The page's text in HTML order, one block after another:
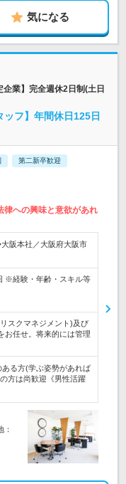
気になる
業】完全週休2日制(土日
フ】年間休日125日
第二新卒歓迎
律への興味と意欲があれ
阪本社／大阪府大阪市
※経験・年齢・スキル等
スクマネジメント)及び
お任せ。将来的には管理
る方(学ぶ姿勢があれば
方は尚歓迎《男性活躍